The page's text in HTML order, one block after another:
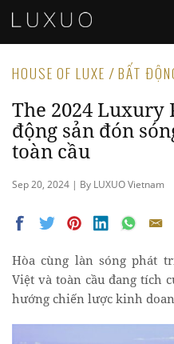
HOUSE OF LUXE / BẤT
The 2024 Luxury
động sản đón
toàn cầu
Sep 20, 2024 | By LUXUO Vietnam
Hòa cùng làn sóng phát
Việt và toàn cầu đang tích
hướng chiến lược kinh